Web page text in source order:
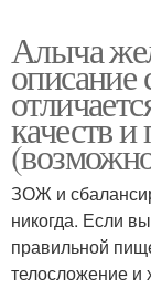
Алыча
описание
качеств
ЗОЖ и
никогда. Если
правильной
телосложение и